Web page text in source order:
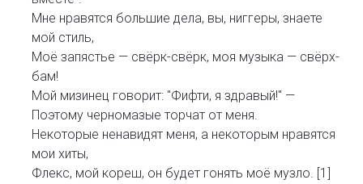
Мне нравятся большие дела, вы, ниггеры, знаете
мой стиль,
Моё запястье — свёрк-свёрк, моя музыка — свёрх-
бам!
Мой мизинец говорит: "Фифти, я здравый!" —
Поэтому черномазые торчат от меня.
Некоторые ненавидят меня, а некоторым нравятся
мои хиты,
Флекс, мой кореш, он будет гонять моё музло. [1]